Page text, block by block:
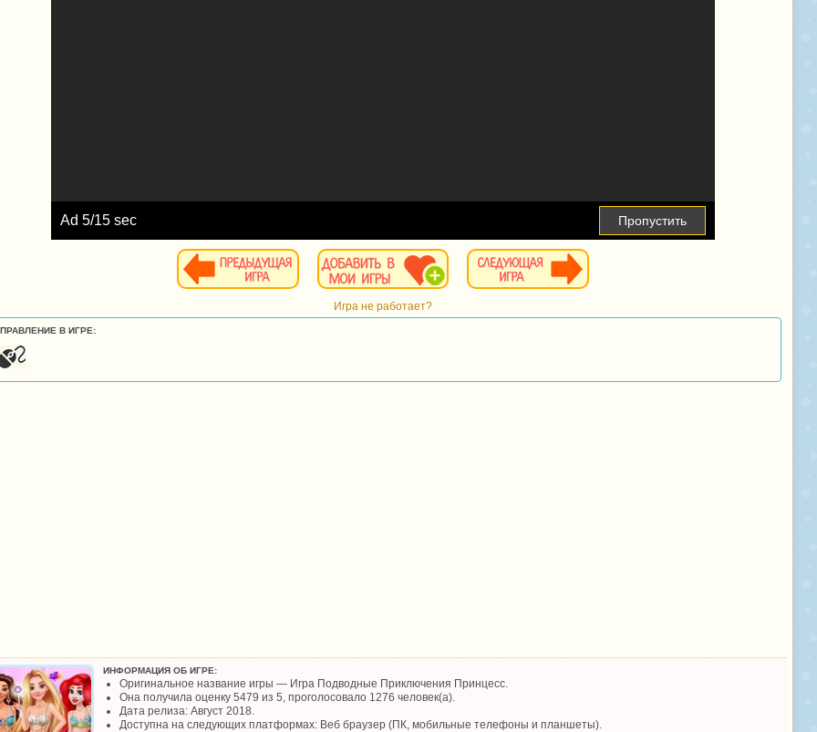
Ad 6/15 sec Пропустить
Игра не работает?
В ИГРЕ:
ИНФОРМАЦИЯ ОБ ИГРЕ:
Оригинальное название игры — Игра Подводные Приключения Принцесс.
Она получила оценку 5479 из 5, проголосовало 1276 человек(а).
Дата релиза: Август 2018.
Доступна на следующих платформах: Веб браузер (ПК, мобильные телефоны и планшеты).